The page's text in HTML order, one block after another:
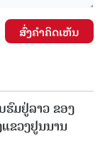
ສົ່ງຄໍາຄິດເຫັນ
ມຢູ່ລາວ ຂອງ
ຂວງຢູນນານ